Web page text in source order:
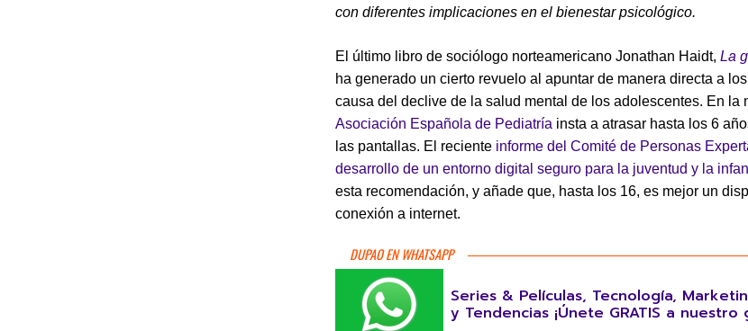
con diferentes implicaciones en el bienestar psicológico.
El último libro de sociólogo norteamericano Jonathan Haidt, La
ha generado un cierto revuelo al apuntar de manera directa a
causa del declive de la salud mental de los adolescentes. En la
Asociación Española de Pediatría insta a atrasar hasta los 6
las pantallas. El reciente informe del Comité de Personas
desarrollo de un entorno digital seguro para la juventud y la
esta recomendación, y añade que, hasta los 16, es mejor un
conexión a internet.
DUPAO EN WHATSAPP
Series & Películas, Tecnología,
y Tendencias ¡Únete GRATIS a nuestro